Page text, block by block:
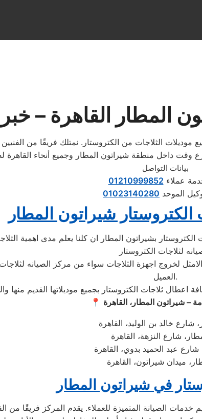
المطار القاهرة –
موديلات الثلاجات من الكتروستار. نمتلك فريقًا من
بيانات التواصل
عملاء 01210999852
الموحد 01023140280
شيراتون المطار
بشيراتون المطار ان كلنا يعلم مدى اهمية
لخروج اجهزة الثلاجات سواء من مركز الصيانه
العميل.
📍
شارع خالد بن الوليد، القاهرة
شارع النزهة، القاهرة
شارع عبد الحميد بدوي، القاهرة
ميدان شيراتون، القاهرة
في شيراتون المطار
خدمات الصيانة المتميزة للعملاء. يقدم المركز فريقًا من